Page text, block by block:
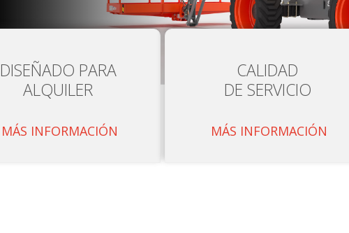
DISEÑADO PARA
ALQUILER
MÁS INFORMACIÓN
CALIDAD
DE SERVICIO
MÁS INFORMACIÓN